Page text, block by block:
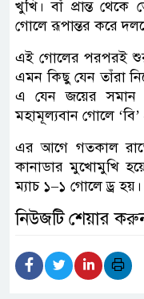
খুখি। বাঁ প্রান্ত
গোলে রূপান্তর করে
এই গোলের পরপরই শুরু
এমন কিছু যেন তাঁরা
এ যেন জয়ের সমান
মহামূল্যবান গোলে
এর আগে গতকাল
কানাডার মুখোমুখি
ম্যাচ ১–১ গোলে ড্র হয়।
নিউজটি শেয়ার